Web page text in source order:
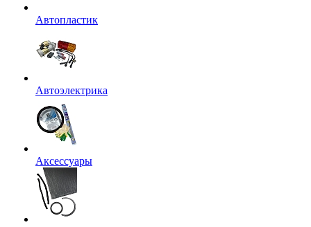
Автопластик
Автоэлектрика
Аксессуары